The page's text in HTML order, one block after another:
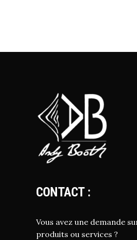
CONTACT :
Vous avez une demande
produits ou services ?